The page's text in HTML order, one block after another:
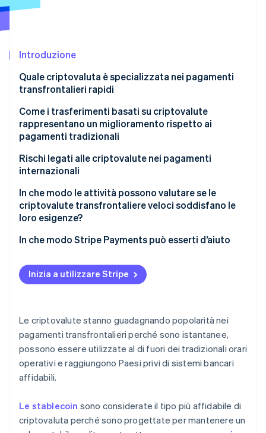
Scopri cosa ti aspetta
Atlas
Climate
Rimozione del carbonio
Identity
Verifica online dell'identità
Stripe Sessions 2026
Scopri come Stripe sta costruendo l'infrastruttura
Guarda ora
Introduzione
Quale criptovaluta è specializzata nei pagamenti
transfrontalieri rapidi
Come i trasferimenti basati su criptovalute
rappresentano un miglioramento rispetto ai
pagamenti tradizionali
Trasferimento diretto
Nessuna commissione di conversione di valuta né di
cambio valuta (FX)
Visibilità integrata
Rischi legati alle criptovalute nei pagamenti
internazionali
Normative non coerenti
La liquidità non è disponibile ovunque
Il rischio degli asset è reale
In che modo le attività possono valutare se le
criptovalute transfrontaliere veloci soddisfano le
loro esigenze?
Quale problema vuoi risolvere?
I destinatari sono in grado di utilizzarle?
Le criptovalute sono conformi alle normative dove
I sistemi adeguati sono già in uso?
In che modo Stripe Payments può esserti d’aiuto
Inizia a utilizzare Stripe
Le criptovalute stanno guadagnando popolarità nei
pagamenti transfrontalieri perché sono istantanee,
possono essere utilizzate al di fuori dei tradizionali orari
operativi e raggiungono Paesi privi di sistemi bancari
affidabili.
Le stablecoin sono considerate il tipo più affidabile di
criptovaluta perché sono progettate per mantenere un